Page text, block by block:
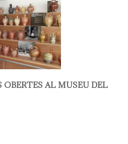
OBERTES AL MUSEU DEL
ceràmica - jornades de
al museu del càntir